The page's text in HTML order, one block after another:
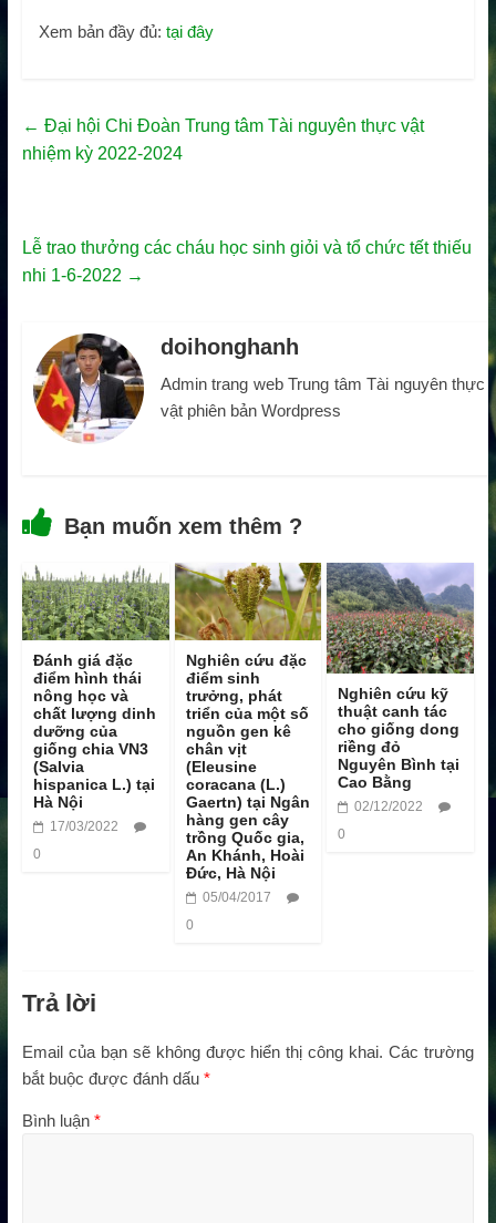
Xem bản đầy đủ: tại đây
← Đại hội Chi Đoàn Trung tâm Tài nguyên thực vật
nhiệm kỳ 2022-2024
Lễ trao thưởng các cháu học sinh giỏi và tổ chức tết thiếu
nhi 1-6-2022 →
doihonghanh
Admin trang web Trung tâm Tài nguyên thực
vật phiên bản Wordpress
Bạn muốn xem thêm ?
Đánh giá đặc
điểm hình thái
nông học và
chất lượng dinh
dưỡng của
giống chia VN3
(Salvia
hispanica L.) tại
Hà Nội
17/03/2022
0
Nghiên cứu đặc
điểm sinh
trưởng, phát
triển của một số
nguồn gen kê
chân vịt
(Eleusine
coracana (L.)
Gaertn) tại Ngân
hàng gen cây
trồng Quốc gia,
An Khánh, Hoài
Đức, Hà Nội
05/04/2017
0
Nghiên cứu kỹ
thuật canh tác
cho giống dong
riềng đỏ
Nguyên Bình tại
Cao Bằng
02/12/2022
0
Trả lời
Email của bạn sẽ không được hiển thị công khai. Các trường
bắt buộc được đánh dấu *
Bình luận *